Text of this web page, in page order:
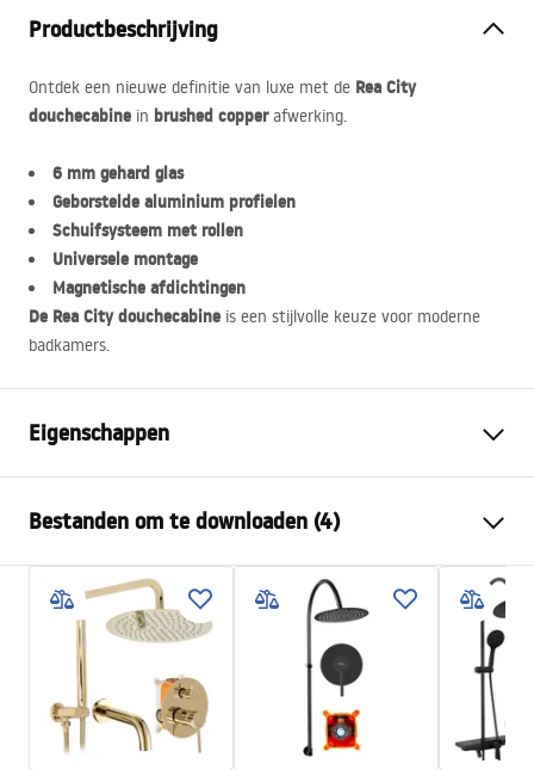
Productbeschrijving
Ontdek een nieuwe definitie van luxe met de Rea City
douchecabine in brushed copperafwerking.
6 mm gehard glas
Geborstelde aluminium profielen
Schuifsysteem met rollen
Universele montage
Magnetische afdichtingen
De Rea City douchecabine is een stijlvolle keuze voor moderne
badkamers.
Eigenschappen
Kleur
Geborsteld koper
Type cabine
Hoek
De kleur van het glas
Transparant 4mm,
Transparant 5mm
De manier van openen
Glijdend
Seria
Installatie
Op het peuterbad of op de
Bestanden om te downloaden (4)
Instrukcja_montażu_FR
Cabine de douche City FR.pdf
shower manual
shower manual.pdf